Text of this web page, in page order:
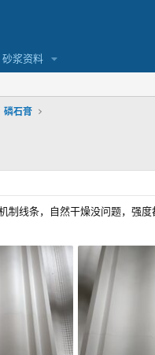
砂浆资料
磷石膏
制线条，自然干燥没问题，强